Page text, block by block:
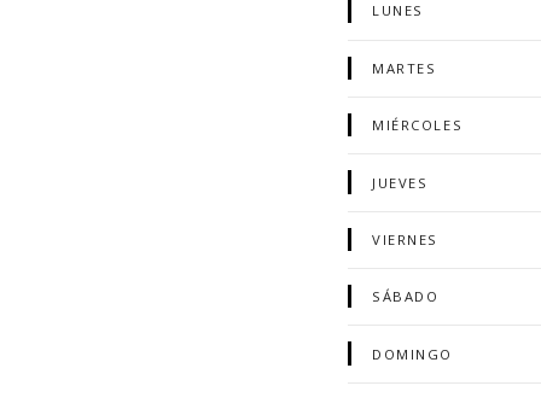
LUNES
MARTES
MIÉRCOLES
JUEVES
VIERNES
SÁBADO
DOMINGO